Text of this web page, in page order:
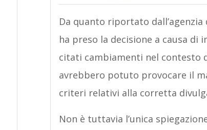
Da quanto riportato dall’agenzia
ha preso la decisione a causa di
citati cambiamenti nel contesto
avrebbero potuto provocare il
criteri relativi alla corretta
Non è tuttavia l’unica